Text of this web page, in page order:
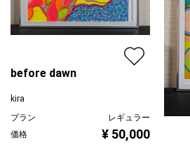
before dawn
kira
プラン
レギュラー
価格
¥ 50,000